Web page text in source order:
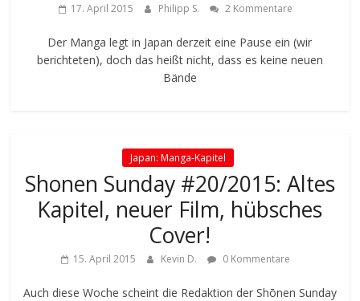
17. April 2015 Philipp S. 2 Kommentare
Der Manga legt in Japan derzeit eine Pause ein (wir
berichteten), doch das heißt nicht, dass es keine neuen
Bände
Japan: Manga-Kapitel
Shonen Sunday #20/2015: Altes
Kapitel, neuer Film, hübsches
Cover!
15. April 2015 Kevin D. 0 Kommentare
Auch diese Woche scheint die Redaktion der Shōnen Sunday